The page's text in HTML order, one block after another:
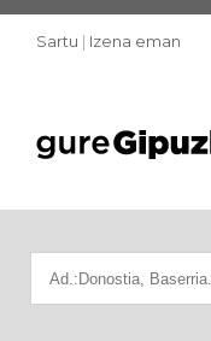
Sartu | Izena eman